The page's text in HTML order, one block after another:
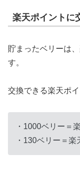
楽天ポイントに
貯まったベリーは
す。
交換できる楽天ポ
・1000ベリー＝
・130ベリー＝